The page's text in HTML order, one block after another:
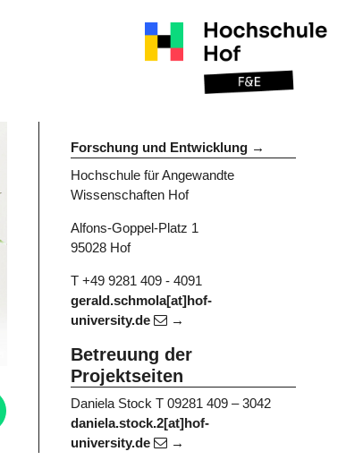
Forschung und Entwicklung
Hochschule für Angewandte
Wissenschaften Hof
Alfons-Goppel-Platz 1
95028 Hof
T +49 9281 409 - 4091
gerald.schmola[at]hof-
university.de
Betreuung der
Projektseiten
Daniela Stock T 09281 409 – 3042
daniela.stock.2[at]hof-
university.de